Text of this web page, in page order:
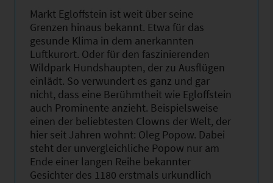
Markt Egloffstein ist weit über seine
Grenzen hinaus bekannt. Etwa für das
gesunde Klima in dem anerkannten
Luftkurort. Oder für den faszinierenden
Wildpark Hundshaupten, der zu Ausflügen
einlädt. So verwundert es ganz und gar
nicht, dass eine Berühmtheit wie Egloffstein
auch Prominente anzieht. Beispielsweise
einen der beliebtesten Clowns der Welt, der
hier seit Jahren wohnt: Oleg Popow. Dabei
steht der unvergleichliche Popow nur am
Ende einer langen Reihe bekannter
Gesichter des 1180 erstmals urkundlich